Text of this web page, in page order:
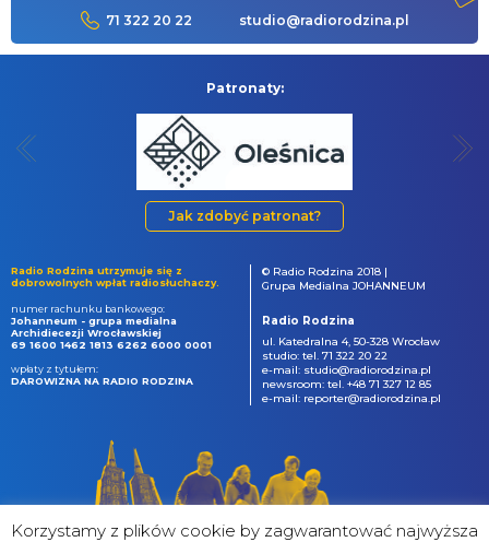
71 322 20 22 studio@radiorodzina.pl
Patronaty:
Jak zdobyć patronat?
Radio Rodzina utrzymuje się z
dobrowolnych wpłat radiosłuchaczy.
numer rachunku bankowego:
Johanneum - grupa medialna
Archidiecezji Wrocławskiej
69 1600 1462 1813 6262 6000 0001
wpłaty z tytułem:
DAROWIZNA NA RADIO RODZINA
© Radio Rodzina 2018 |
Grupa Medialna JOHANNEUM
Radio Rodzina
ul. Katedralna 4, 50-328 Wrocław
studio: tel. 71 322 20 22
e-mail: studio@radiorodzina.pl
newsroom: tel. +48 71 327 12 85
e-mail: reporter@radiorodzina.pl
Korzystamy z plików cookie by zagwarantować najwyższa